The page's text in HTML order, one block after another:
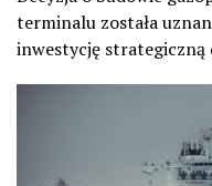
terminalu została
inwestycję strategiczną